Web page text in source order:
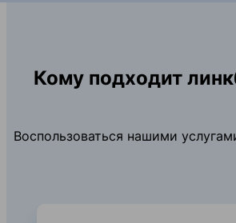
Кому подходит
Воспользоваться нашими